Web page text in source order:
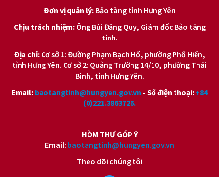
Đơn vị quản lý:Bảo tàng tỉnh Hưng Yên
Chịu trách nhiệm:Ông Bùi Đăng Quy, Giám đốc Bảo tàng
tỉnh.
Địa chỉ:Cơ sở 1: Đường Phạm Bạch Hổ, phường Phố Hiến,
tỉnh Hưng Yên. Cơ sở 2: Quảng Trường 14/10, phường Thái
Bình, tỉnh Hưng Yên.
Email:baotangtinh@hungyen.gov.vn - Số điện thoại:+84
(0)221.3863726.
HÒM THƯ GÓP Ý
Email: baotangtinh@hungyen.gov.vn
Theo dõi chúng tôi